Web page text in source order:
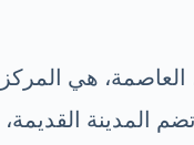
هي المركز
المدينة